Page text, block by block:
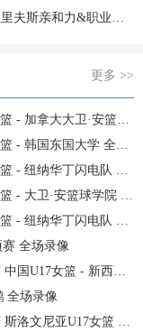
斯亲和力&职业态度
更多 >>
卫·安篮球学院 全场录像
国东国大学 全场录像
华丁闪电队 全场录像
·安篮球学院 全场录像
华丁闪电队 全场录像
全场录像
新西兰U17女篮 全场录像
全场录像
篮 - 中国U17女篮 全场录像